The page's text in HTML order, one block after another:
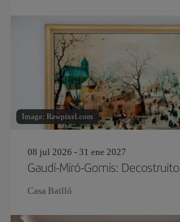
Image: Rawpixel.com
08 jul 2026 - 31 ene 2027
Gaudí-Miró-Gomis: Decostruito
Casa Batlló